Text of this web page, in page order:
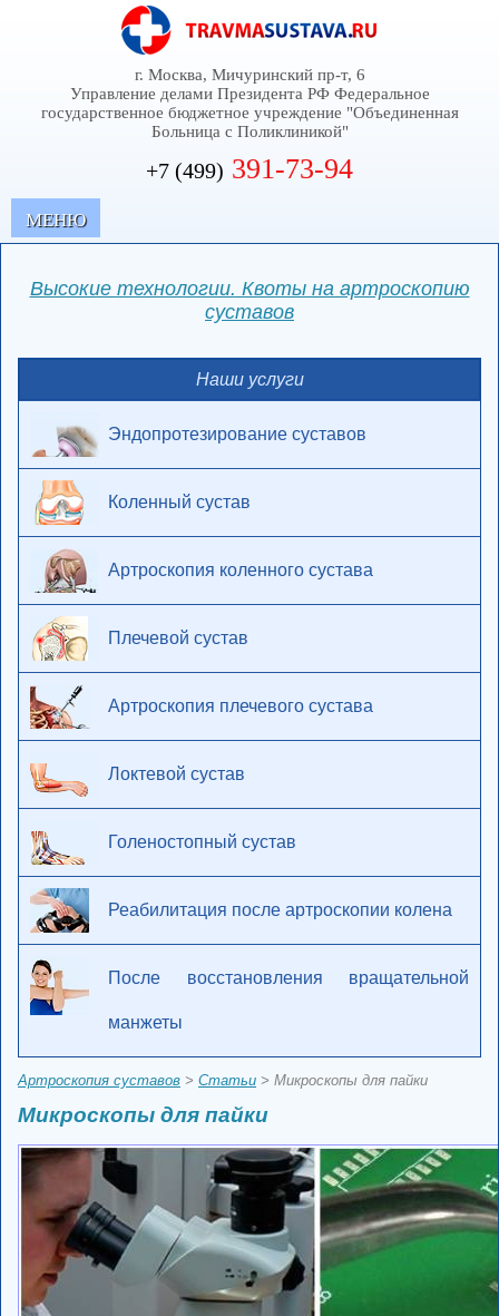
г. Москва, Мичуринский пр-т, 6
Управление делами Президента РФ Федеральное
государственное бюджетное учреждение "Объединенная
Больница с Поликлиникой"
+7 (499) 391-73-94
MЕНЮ
Высокие технологии. Квоты на артроскопию
суставов
Наши услуги
Эндопротезирование суставов
Коленный сустав
Артроскопия коленного сустава
Плечевой сустав
Артроскопия плечевого сустава
Локтевой сустав
Голеностопный сустав
Реабилитация после артроскопии колена
После восстановления вращательной
манжеты
Артроскопия суставов > Статьи > Микроскопы для пайки
Микроскопы для пайки